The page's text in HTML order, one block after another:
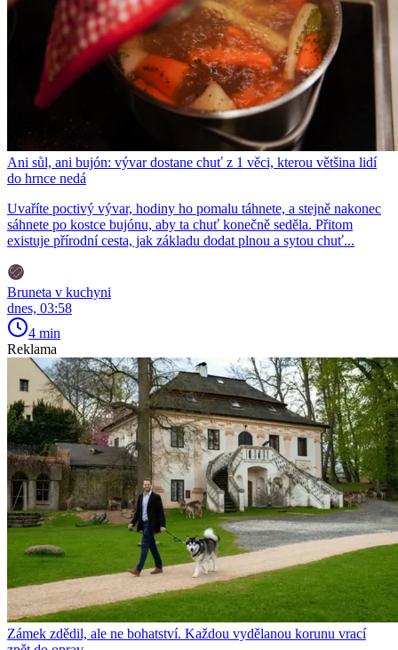
Ani sůl, ani bujón: vývar dostane chuť z 1 věci, kterou většina lidí
do hrnce nedá
Uvaříte poctivý vývar, hodiny ho pomalu táhnete, a stejně nakonec
sáhnete po kostce bujónu, aby ta chuť konečně seděla. Přitom
existuje přírodní cesta, jak základu dodat plnou a sytou chuť...
Bruneta v kuchyni
dnes, 03:58
4 min
Reklama
Zámek zdědil, ale ne bohatství. Každou vydělanou korunu vrací